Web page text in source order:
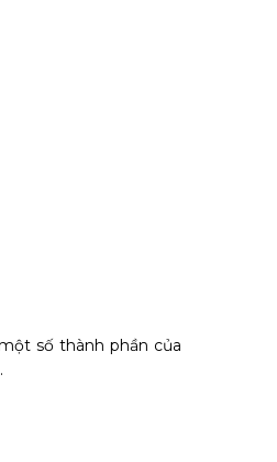
số thành phần của